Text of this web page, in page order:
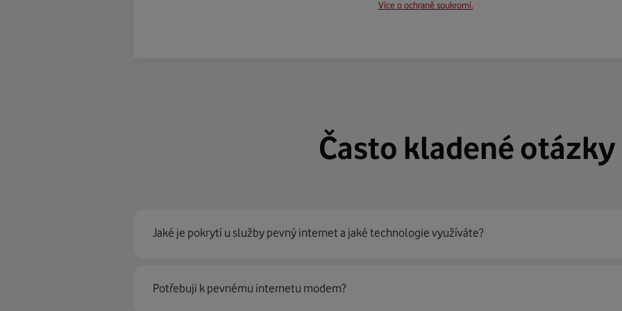
Více o ochraně soukromí.
Často kladené otázky
Jaké je pokrytí u služby pevný internet a jaké technologie využíváte?
Pevný internet můžeme nabídnout99 % českých domácností
prostřednictvím několika
Potřebuji k pevnému internetu modem?